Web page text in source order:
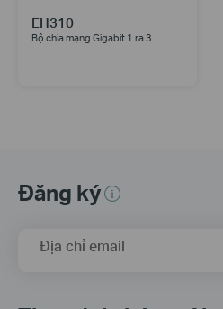
EH310
Bộ chia mạng Gigabit 1 ra 3
Đăng ký
Địa chỉ email